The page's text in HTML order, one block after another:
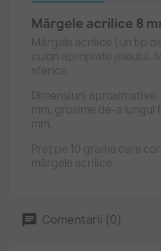
Mărgele acrilice 8
Mărgele acrilice (un tip
culori apropiate jeleului.
sferice.
Dimensiuni
mm, grosime de-a lungul
mm.
Preț pe 10 grame care
mărgele acrilice.
Comentarii (0)